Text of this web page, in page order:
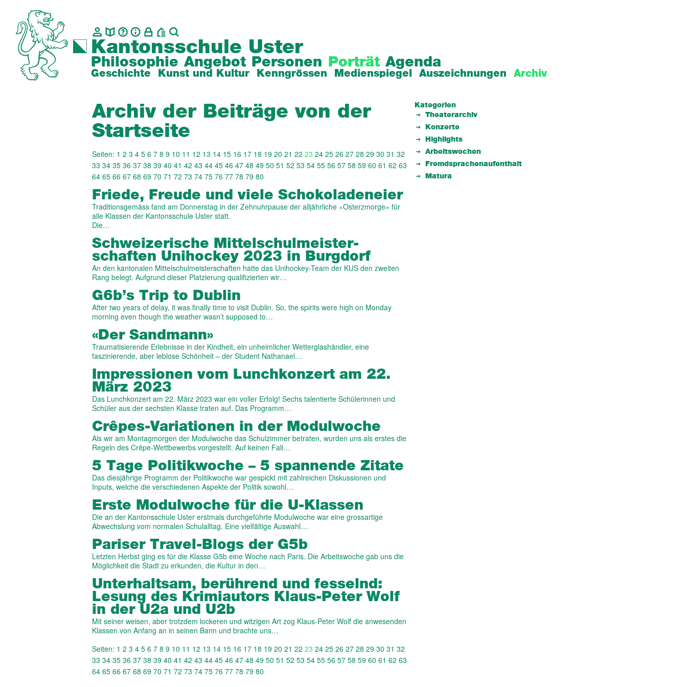
Kantonsschule Uster
Philosophie Angebot Personen Porträt
Geschichte Kunst und Kultur Kenngrössen Medienspiegel Auszeichnungen Archiv
Agenda
Archiv der Beiträge von der
Startseite
Seiten: 1 2 3 4 5 6 7 8 9 10 11 12 13 14 15 16 17 18 19 20 21 22 23 24 25 26 27 28 29 30 31 32
33 34 35 36 37 38 39 40 41 42 43 44 45 46 47 48 49 50 51 52 53 54 55 56 57 58 59 60 61 62 63
64 65 66 67 68 69 70 71 72 73 74 75 76 77 78 79 80
Friede, Freude und viele Schoko­laden­eier
Traditionsgemäss fand am Donnerstag in der Zehnuhrpause der alljährliche «Osterzmorge» für
alle Klassen der Kantonsschule Uster statt.
Die…
Schwei­zer­ische Mittelschul­meister­
schaften Unihockey 2023 in Burgdorf
An den kantonalen Mittelschulmeisterschaften hatte das Unihockey-Team der KUS den zweiten
Rang belegt. Aufgrund dieser Platzierung qualifizierten wir…
G6b’s Trip to Dublin
After two years of delay, it was finally time to visit Dublin. So, the spirits were high on Monday
morning even though the weather wasn’t supposed to…
«Der Sandmann»
Traumatisierende Erlebnisse in der Kindheit, ein unheimlicher Wetterglashändler, eine
faszinierende, aber leblose Schönheit – der Student Nathanael…
Impressionen vom Lunchkonzert am 22.
März 2023
Das Lunchkonzert am 22. März 2023 war ein voller Erfolg! Sechs talentierte Schülerinnen und
Schüler aus der sechsten Klasse traten auf. Das Programm…
Crêpes-Variationen in der Modulwoche
Als wir am Montagmorgen der Modulwoche das Schulzimmer betraten, wurden uns als erstes die
Regeln des Crêpe-Wettbewerbs vorgestellt. Auf keinen Fall…
5 Tage Politikwoche – 5 spannende Zitate
Das diesjährige Programm der Politikwoche war gespickt mit zahlreichen Diskussionen und
Inputs, welche die verschiedenen Aspekte der Politik sowohl…
Erste Modulwoche für die U-Klassen
Die an der Kantonsschule Uster erstmals durchgeführte Modulwoche war eine grossartige
Abwechslung vom normalen Schulalltag. Eine vielfältige Auswahl…
Pariser Travel-Blogs der G5b
Letzten Herbst ging es für die Klasse G5b eine Woche nach Paris. Die Arbeitswoche gab uns die
Möglichkeit die Stadt zu erkunden, die Kultur in den…
Unterhaltsam, berührend und fesselnd:
Lesung des Krimiautors Klaus-Peter Wolf
in der U2a und U2b
Mit seiner weisen, aber trotzdem lockeren und witzigen Art zog Klaus-Peter Wolf die anwesenden
Klassen von Anfang an in seinen Bann und brachte uns…
Seiten: 1 2 3 4 5 6 7 8 9 10 11 12 13 14 15 16 17 18 19 20 21 22 23 24 25 26 27 28 29 30 31 32
33 34 35 36 37 38 39 40 41 42 43 44 45 46 47 48 49 50 51 52 53 54 55 56 57 58 59 60 61 62 63
64 65 66 67 68 69 70 71 72 73 74 75 76 77 78 79 80
Kategorien
Theaterarchiv
Konzerte
Highlights
Arbeitswochen
Fremdsprachenaufenthalt
Matura